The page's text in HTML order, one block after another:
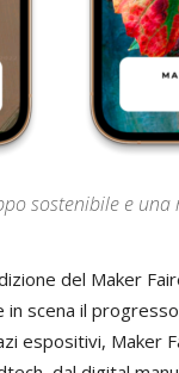
sostenibile e una
del Maker
in scena il
espositivi, Maker